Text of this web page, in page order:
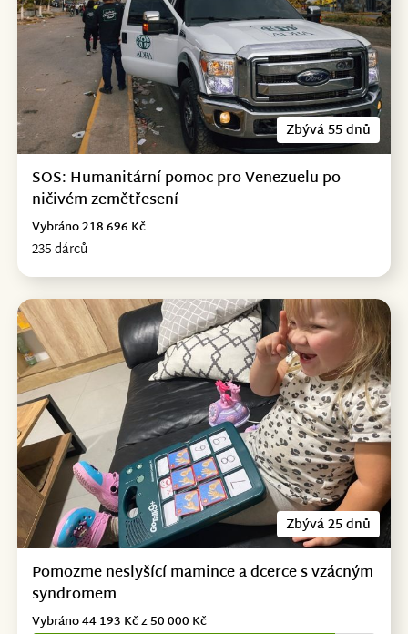
Zbývá 55 dnů
SOS: Humanitární pomoc pro Venezuelu po
ničivém zemětřesení
235 dárců
Vybráno 218 696 Kč
Zbývá 25 dnů
Pomozme neslyšící mamince a dcerce s vzácným
syndromem
Vybráno 44 193 Kč z 50 000 Kč